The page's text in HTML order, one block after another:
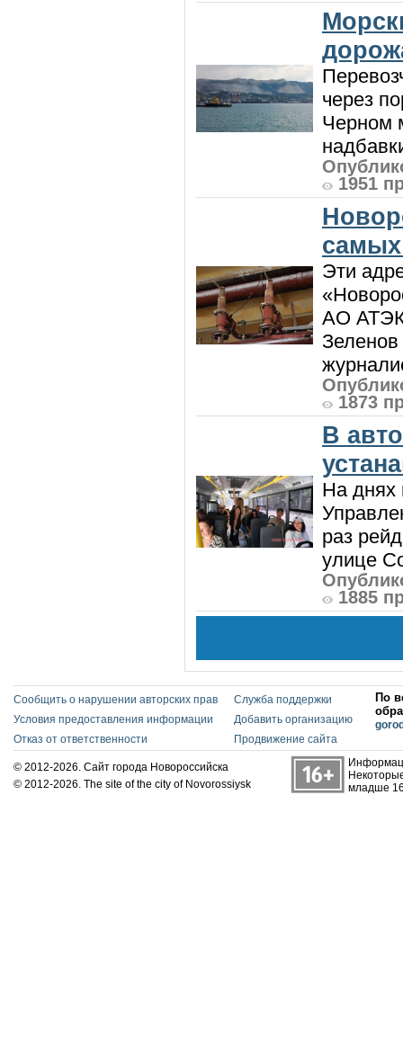
через
Черном
1951
Эти
АО АТЭК
Зеленов
1873
В
На днях
раз
улице
1885
Сообщить о нарушении авторских прав
Условия предоставления информации
Отказ от ответственности
Служба поддержки
Добавить организацию
Продвижение сайта
По
© 2012-2026. Сайт города Новороссийска
© 2012-2026. The site of the city of Novorossiysk
младше